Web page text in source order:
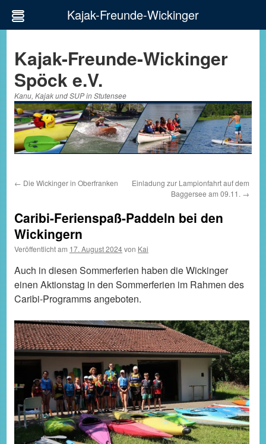
springen
Kajak-Freunde-Wickinger
Spöck e.V.
Kanu, Kajak und SUP in Stutensee
← Die Wickinger in Oberfranken
Einladung zur Lampionfahrt auf dem
Baggersee am 09.11. →
Caribi-Ferienspaß-Paddeln bei den
Wickingern
Veröffentlicht am 17. August 2024von Kai
Auch in diesen Sommerferien haben die Wickinger
einen Aktionstag in den Sommerferien im Rahmen des
Caribi-Programms angeboten.
Kajak-Freunde-Wickinger